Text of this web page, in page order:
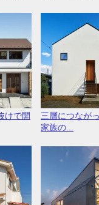
けで開
三層につなが
家族の...